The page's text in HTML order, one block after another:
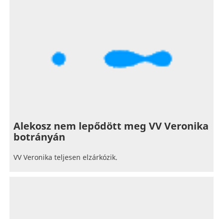
Alekosz nem lepődött meg VV Veronika
botrányán
VV Veronika teljesen elzárkózik.